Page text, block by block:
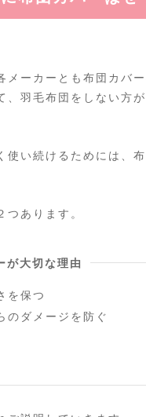
メーカーとも布団カバ
、羽毛布団をしない方
使い続けるためには、
つあります。
が大切な理由
を保つ
のダメージを防ぐ